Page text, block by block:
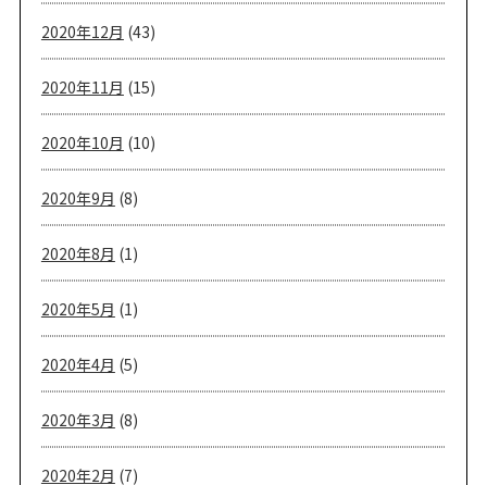
2020年12月 (43)
2020年11月 (15)
2020年10月 (10)
2020年9月 (8)
2020年8月 (1)
2020年5月 (1)
2020年4月 (5)
2020年3月 (8)
2020年2月 (7)